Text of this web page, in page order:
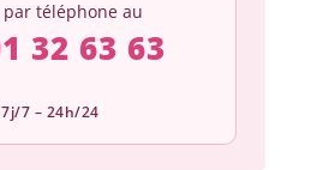
par téléphone au
32 63 63
7j/7 – 24h/24